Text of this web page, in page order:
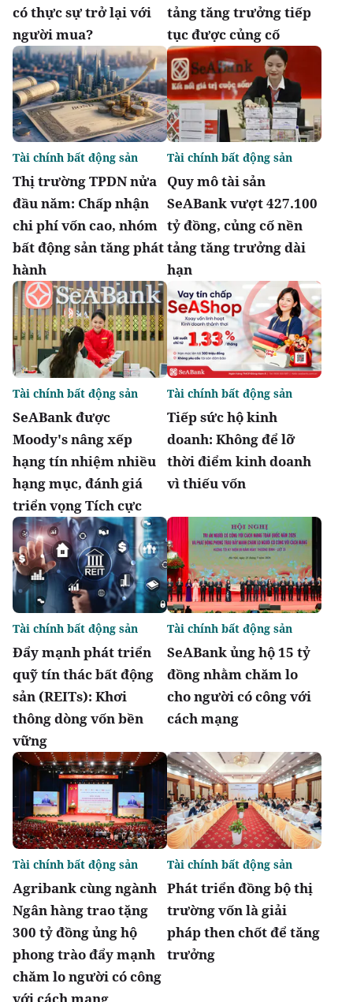
có thực sự trở lại với
người mua?
tảng tăng trưởng tiếp
tục được củng cố
Thị trường TPDN nửa
đầu năm: Chấp nhận
chi phí vốn cao, nhóm
bất động sản tăng phát
hành
Tài chính bất động sản
Quy mô tài sản
SeABank vượt 427.100
tỷ đồng, củng cố nền
tảng tăng trưởng dài
hạn
Tài chính bất động sản
SeABank được
Moody's nâng xếp
hạng tín nhiệm nhiều
hạng mục, đánh giá
triển vọng Tích cực
Tài chính bất động sản
Tiếp sức hộ kinh
doanh: Không để lỡ
thời điểm kinh doanh
vì thiếu vốn
Tài chính bất động sản
Đẩy mạnh phát triển
quỹ tín thác bất động
sản (REITs): Khơi
thông dòng vốn bền
vững
Tài chính bất động sản
SeABank ủng hộ 15 tỷ
đồng nhằm chăm lo
cho người có công với
cách mạng
Tài chính bất động sản
Agribank cùng ngành
Ngân hàng trao tặng
300 tỷ đồng ủng hộ
phong trào đẩy mạnh
chăm lo người có công
với cách mạng
Tài chính bất động sản
Phát triển đồng bộ thị
trường vốn là giải
pháp then chốt để tăng
trưởng
Tài chính bất động sản